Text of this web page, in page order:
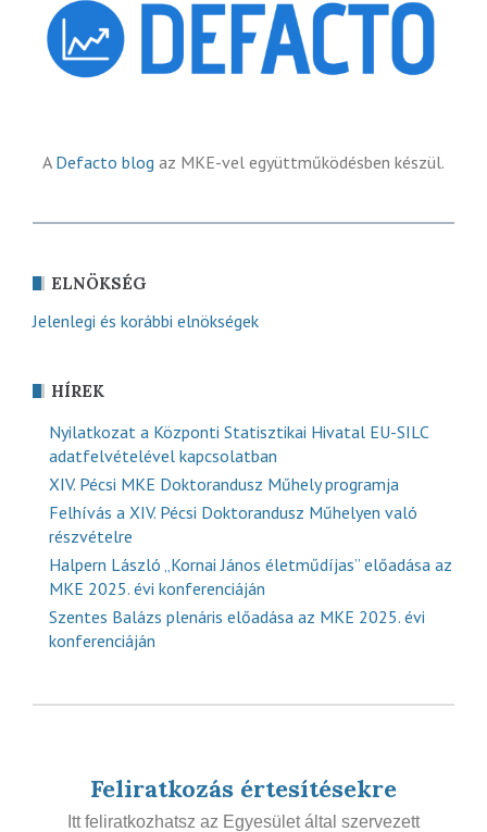
A Defacto blog az MKE-vel együttműködésben készül.
ELNÖKSÉG
Jelenlegi és korábbi elnökségek
HÍREK
Nyilatkozat a Központi Statisztikai Hivatal EU-SILC
adatfelvételével kapcsolatban
XIV. Pécsi MKE Doktorandusz Műhely programja
Felhívás a XIV. Pécsi Doktorandusz Műhelyen való
részvételre
Halpern László „Kornai János életműdíjas” előadása az
MKE 2025. évi konferenciáján
Szentes Balázs plenáris előadása az MKE 2025. évi
konferenciáján
Feliratkozás értesítésekre
Itt feliratkozhatsz az Egyesület által szervezett